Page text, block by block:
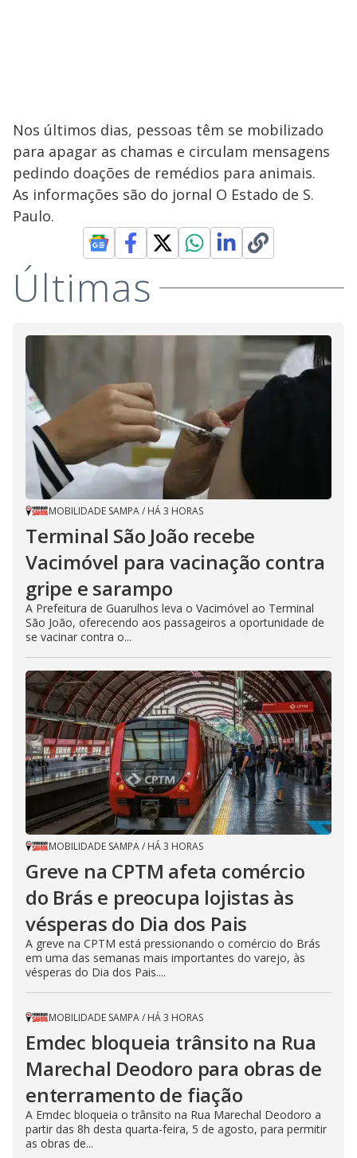
Nos últimos dias, pessoas têm se mobilizado
para apagar as chamas e circulam mensagens
pedindo doações de remédios para animais.
As informações são do jornal O Estado de S.
Paulo.
Últimas
MOBILIDADE SAMPA/ HÁ 3 HORAS
Terminal São João recebe
Vacimóvel para vacinação contra
gripe e sarampo
A Prefeitura de Guarulhos leva o Vacimóvel ao Terminal
São João, oferecendo aos passageiros a oportunidade de
se vacinar contra o...
MOBILIDADE SAMPA/ HÁ 3 HORAS
Greve na CPTM afeta comércio
do Brás e preocupa lojistas às
vésperas do Dia dos Pais
A greve na CPTM está pressionando o comércio do Brás
em uma das semanas mais importantes do varejo, às
vésperas do Dia dos Pais....
MOBILIDADE SAMPA/ HÁ 3 HORAS
Emdec bloqueia trânsito na Rua
Marechal Deodoro para obras de
enterramento de fiação
A Emdec bloqueia o trânsito na Rua Marechal Deodoro a
partir das 8h desta quarta-feira, 5 de agosto, para permitir
as obras de...